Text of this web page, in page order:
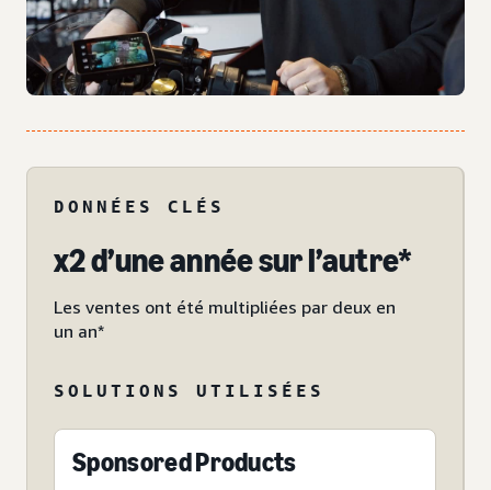
DONNÉES CLÉS
x2 d’une année sur l’autre*
Les ventes ont été multipliées par deux en
un an*
SOLUTIONS UTILISÉES
Sponsored Products